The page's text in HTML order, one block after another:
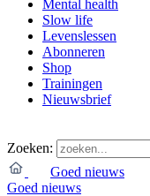
Mental health
Slow life
Levenslessen
Abonneren
Shop
Trainingen
Nieuwsbrief
Zoeken:
Goed nieuws
Goed nieuws